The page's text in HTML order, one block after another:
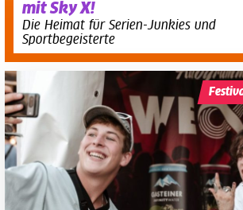
mit Sky X!
Die Heimat für Serien-Junkies und
Sportbegeisterte